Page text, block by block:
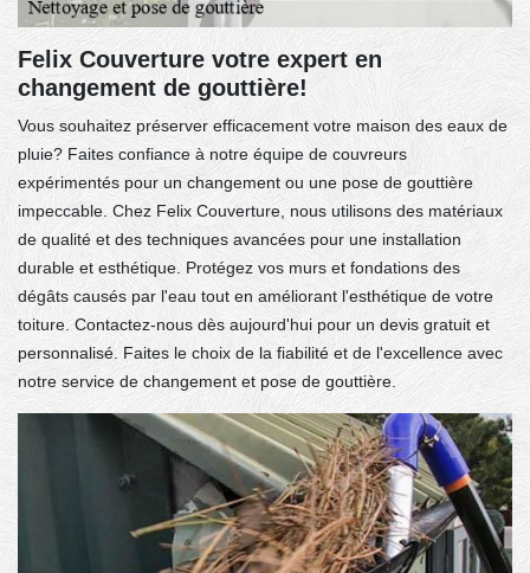
Felix Couverture votre expert en
changement de gouttière!
Vous souhaitez préserver efficacement votre maison des eaux de
pluie? Faites confiance à notre équipe de couvreurs
expérimentés pour un changement ou une pose de gouttière
impeccable. Chez Felix Couverture, nous utilisons des matériaux
de qualité et des techniques avancées pour une installation
durable et esthétique. Protégez vos murs et fondations des
dégâts causés par l'eau tout en améliorant l'esthétique de votre
toiture. Contactez-nous dès aujourd'hui pour un devis gratuit et
personnalisé. Faites le choix de la fiabilité et de l'excellence avec
notre service de changement et pose de gouttière.